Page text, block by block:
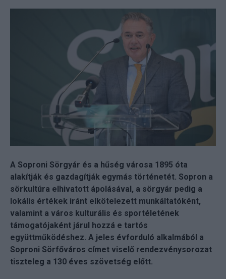
A Soproni Sörgyár és a hűség városa 1895 óta
alakítják és gazdagítják egymás történetét. Sopron a
sörkultúra elhivatott ápolásával, a sörgyár pedig a
lokális értékek iránt elkötelezett munkáltatóként,
valamint a város kulturális és sportéletének
támogatójaként járul hozzá e tartós
együttműködéshez. A jeles évforduló alkalmából a
Soproni Sörfőváros címet viselő rendezvénysorozat
tiszteleg a 130 éves szövetség előtt.